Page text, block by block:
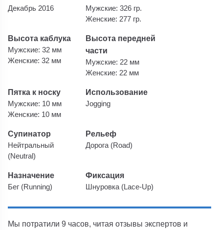
Декабрь 2016
Мужские: 326 гр.
Женские: 277 гр.
Высота каблука
Мужские: 32 мм
Женские: 32 мм
Высота передней
части
Мужские: 22 мм
Женские: 22 мм
Пятка к носку
Мужские: 10 мм
Женские: 10 мм
Использование
Jogging
Супинатор
Нейтральный
(Neutral)
Рельеф
Дорога (Road)
Назначение
Бег (Running)
Фиксация
Шнуровка (Lace-Up)
Мы потратили 9 часов, читая отзывы экспертов и